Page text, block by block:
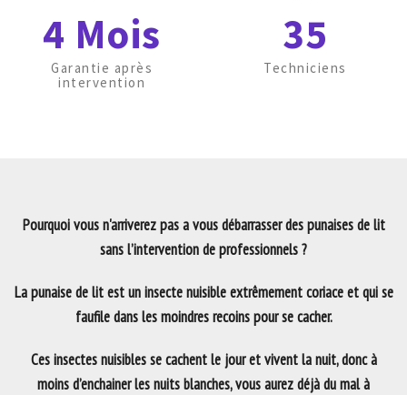
4 Mois
Garantie après
intervention
35
Techniciens
Pourquoi vous n'arriverez pas a vous débarrasser des punaises de lit
sans l’intervention de professionnels ?
La punaise de lit est un insecte nuisible extrêmement coriace et qui se
faufile dans les moindres recoins pour se cacher.
Ces insectes nuisibles se cachent le jour et vivent la nuit, donc à
moins d’enchainer les nuits blanches, vous aurez déjà du mal à